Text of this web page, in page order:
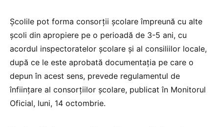
Școlile pot forma consorții școlare împreună cu alte
școli din apropiere pe o perioadă de 3-5 ani, cu
acordul inspectoratelor școlare și al consiliilor locale,
după ce le este aprobată documentația pe care o
depun în acest sens, prevede regulamentul de
înființare al consorțiilor școlare, publicat în Monitorul
Oficial, luni, 14 octombrie.